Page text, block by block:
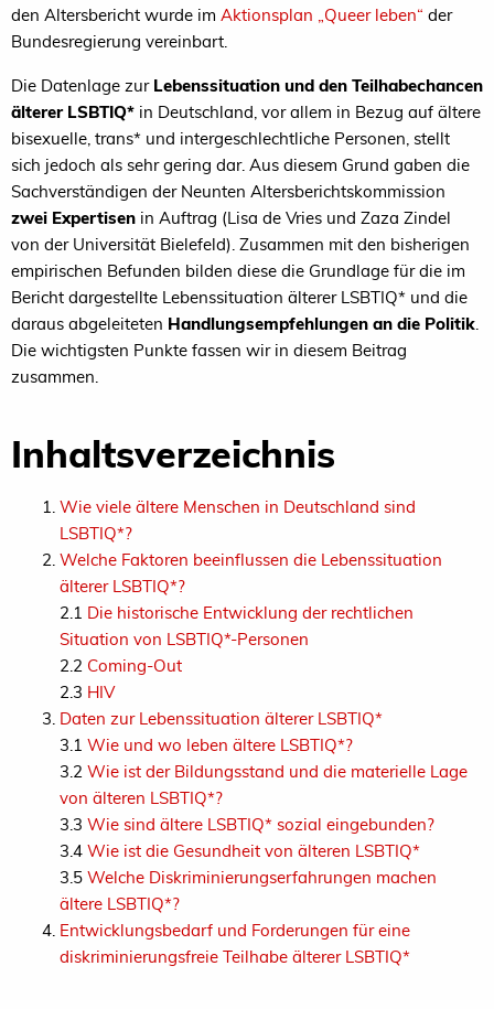
den Altersbericht wurde im Aktionsplan „Queer leben“ der
Bundesregierung vereinbart.
Die Datenlage zur Lebenssituation und den Teilhabechancen
älterer LSBTIQ* in Deutschland, vor allem in Bezug auf ältere
bisexuelle, trans* und intergeschlechtliche Personen, stellt
sich jedoch als sehr gering dar. Aus diesem Grund gaben die
Sachverständigen der Neunten Altersberichtskommission
zwei Expertisen in Auftrag (Lisa de Vries und Zaza Zindel
von der Universität Bielefeld). Zusammen mit den bisherigen
empirischen Befunden bilden diese die Grundlage für die im
Bericht dargestellte Lebenssituation älterer LSBTIQ* und die
daraus abgeleiteten Handlungsempfehlungen an die Politik
Die wichtigsten Punkte fassen wir in diesem Beitrag
zusammen.
Inhaltsverzeichnis
Wie viele ältere Menschen in Deutschland sind
LSBTIQ*?
Welche Faktoren beeinflussen die Lebenssituation
älterer LSBTIQ*?
2.1 Die historische Entwicklung der rechtlichen
Situation von LSBTIQ*-Personen
2.2 Coming-Out
2.3 HIV
Daten zur Lebenssituation älterer LSBTIQ*
3.1 Wie und wo leben ältere LSBTIQ*?
3.2 Wie ist der Bildungsstand und die materielle Lage
von älteren LSBTIQ*?
3.3 Wie sind ältere LSBTIQ* sozial eingebunden?
3.4 Wie ist die Gesundheit von älteren LSBTIQ*
3.5 Welche Diskriminierungserfahrungen machen
ältere LSBTIQ*?
Entwicklungsbedarf und Forderungen für eine
diskriminierungsfreie Teilhabe älterer LSBTIQ*